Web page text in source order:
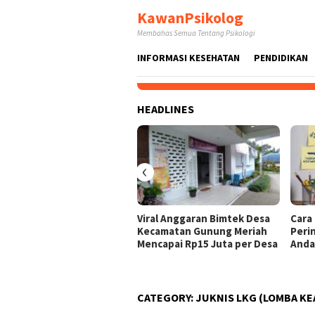
KawanPsikolog
Membahas Semua Tentang Psikologi
INFORMASI KESEHATAN PENDIDIKAN
HEADLINES
Viral Anggaran Bimtek Desa
Kecamatan Gunung Meriah
Mencapai Rp15 Juta per Desa
Anda
‹
CATEGORY:JUKNIS LKG (LOMBA